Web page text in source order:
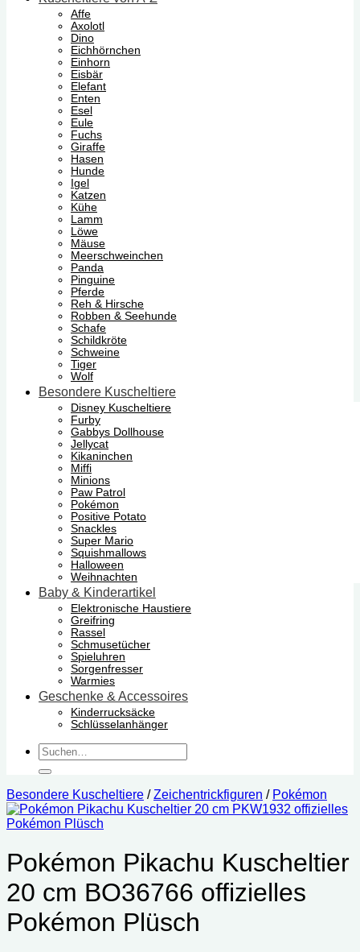
Affe
Axolotl
Dino
Eichhörnchen
Einhorn
Eisbär
Elefant
Enten
Esel
Eule
Fuchs
Giraffe
Hasen
Hunde
Igel
Katzen
Kühe
Lamm
Löwe
Mäuse
Meerschweinchen
Panda
Pinguine
Pferde
Reh & Hirsche
Robben & Seehunde
Schafe
Schildkröte
Schweine
Tiger
Wolf
Besondere Kuscheltiere
Disney Kuscheltiere
Furby
Gabbys Dollhouse
Jellycat
Kikaninchen
Miffi
Minions
Paw Patrol
Pokémon
Positive Potato
Snackles
Super Mario
Squishmallows
Halloween
Weihnachten
Baby & Kinderartikel
Elektronische Haustiere
Greifring
Rassel
Schmusetücher
Spieluhren
Sorgenfresser
Warmies
Geschenke & Accessoires
Kinderrucksäcke
Schlüsselanhänger
Suchen
nach:
Besondere Kuscheltiere / Zeichentrickfiguren / Pokémon
Pokémon Pikachu Kuscheltier
20 cm BO36766 offizielles
Pokémon Plüsch